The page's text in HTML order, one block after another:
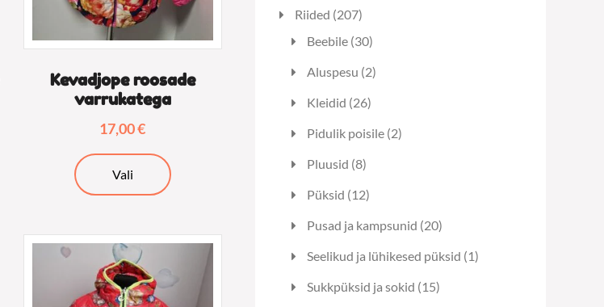
Kevadjope roosade
varrukatega
17,00€
Vali
tootel
varianti.
Valikuid
Riided 207207
toodet
Beebile 3030
Aluspesu 22
Kleidid 2626
toodet
Pidulik poisile 22
Pluusid 88
Püksid 1212
Pusad ja kampsunid 2020
toodet
Seelikud ja lühikesed püksid 11
Sukkpüksid ja sokid 1515